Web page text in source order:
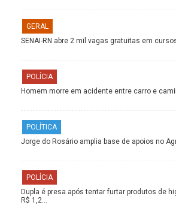
GERAL
SENAI-RN abre 2 mil vagas gratuitas em
POLÍCIA
Homem morre em acidente entre carro e
POLÍTICA
Jorge do Rosário amplia base de apoios no
POLÍCIA
Dupla é presa após tentar furtar produtos de
R$ 1,2…